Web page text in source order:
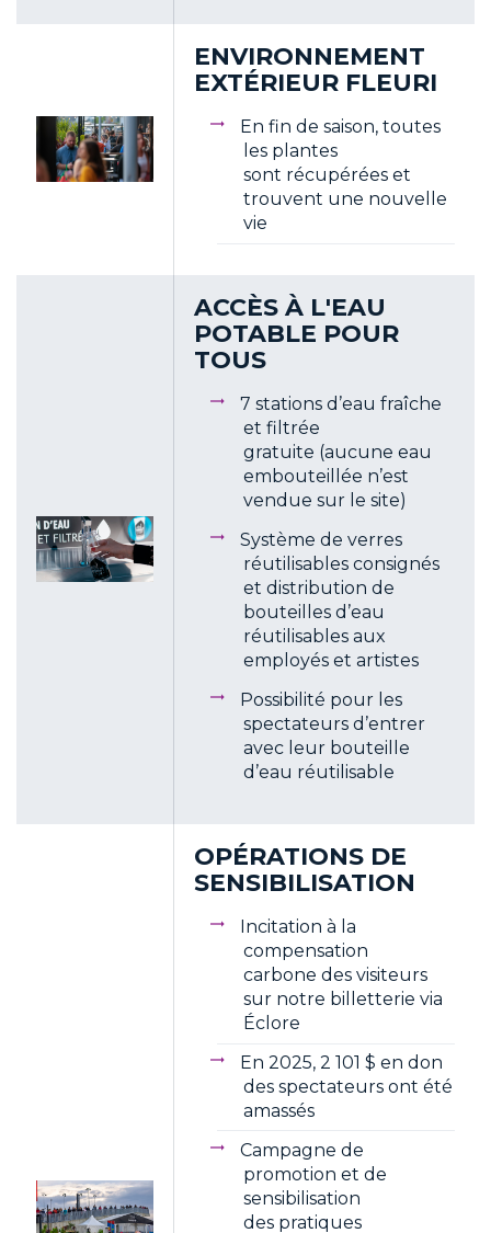
ENVIRONNEMENT
EXTÉRIEUR FLEURI
En fin de saison, toutes
les plantes
sont récupérées et
trouvent une nouvelle
vie
ACCÈS À L'EAU
POTABLE POUR
TOUS
7 stations d’eau fraîche
et filtrée
gratuite (aucune eau
embouteillée n’est
vendue sur le site)
Système de verres
réutilisables consignés
et distribution de
bouteilles d’eau
réutilisables aux
employés et artistes
Possibilité pour les
spectateurs d’entrer
avec leur bouteille
d’eau réutilisable
OPÉRATIONS DE
SENSIBILISATION
Incitation à la
compensation
carbone des visiteurs
sur notre billetterie via
Éclore
En 2025, 2 101 $ en don
des spectateurs ont été
amassés
Campagne de
promotion et de
sensibilisation
des pratiques